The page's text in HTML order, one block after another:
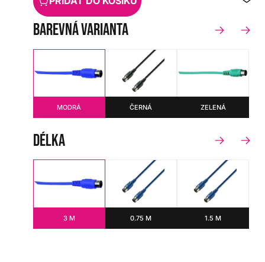
barevná varianta
MODRÁ ČERNÁ ZELENÁ
délka
3 M 0.75 M 1.5 M